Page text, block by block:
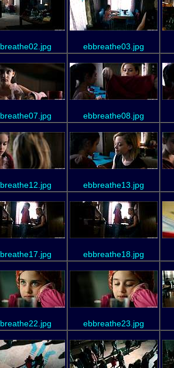
ebbreathe03.jpg
ebbreathe08.jpg
ebbreathe13.jpg
ebbreathe18.jpg
ebbreathe23.jpg